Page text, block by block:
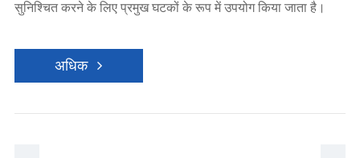
सुनिश्चित करने के लिए प्रमुख घटकों के रूप में उपयोग किया जाता है।
अधिक